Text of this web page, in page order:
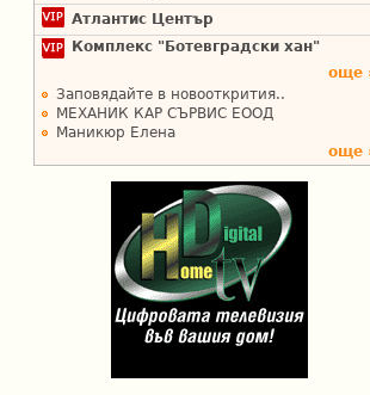
Атлантис Център
Комплекс "Ботевградски хан"
още
Заповядайте в новооткрития..
МЕХАНИК КАР СЪРВИС ЕООД
Маникюр Елена
още